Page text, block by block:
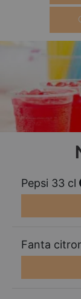
Pepsi 33 cl
Fanta